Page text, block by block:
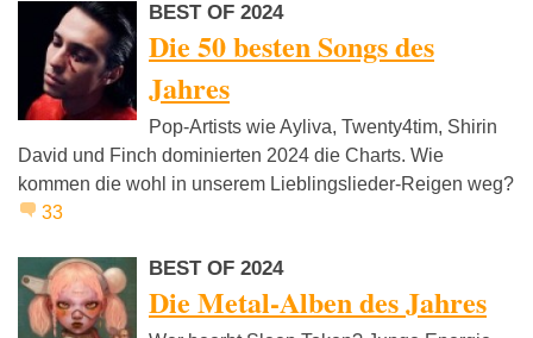
BEST OF 2024
Die 50 besten Songs des
Jahres
Pop-Artists wie Ayliva, Twenty4tim, Shirin
David und Finch dominierten 2024 die Charts. Wie
kommen die wohl in unserem Lieblingslieder-Reigen weg?
33
BEST OF 2024
Die Metal-Alben des Jahres